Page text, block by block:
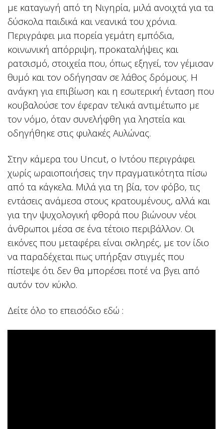
με καταγωγή από τη Νιγηρία, μιλά ανοιχτά για τα
δύσκολα παιδικά και νεανικά του χρόνια.
Περιγράφει μια πορεία γεμάτη εμπόδια,
κοινωνική απόρριψη, προκαταλήψεις και
ρατσισμό, στοιχεία που, όπως εξηγεί, τον γέμισαν
θυμό και τον οδήγησαν σε λάθος δρόμους. Η
ανάγκη για επιβίωση και η εσωτερική ένταση που
κουβαλούσε τον έφεραν τελικά αντιμέτωπο με
τον νόμο, όταν συνελήφθη για ληστεία και
οδηγήθηκε στις φυλακές Αυλώνας.
Στην κάμερα του Uncut, ο Ιντόου περιγράφει
χωρίς ωραιοποιήσεις την πραγματικότητα πίσω
από τα κάγκελα. Μιλά για τη βία, τον φόβο, τις
εντάσεις ανάμεσα στους κρατουμένους, αλλά και
για την ψυχολογική φθορά που βιώνουν νέοι
άνθρωποι μέσα σε ένα τέτοιο περιβάλλον. Οι
εικόνες που μεταφέρει είναι σκληρές, με τον ίδιο
να παραδέχεται πως υπήρξαν στιγμές που
πίστεψε ότι δεν θα μπορέσει ποτέ να βγει από
αυτόν τον κύκλο.
Δείτε όλο το επεισόδιο εδώ :